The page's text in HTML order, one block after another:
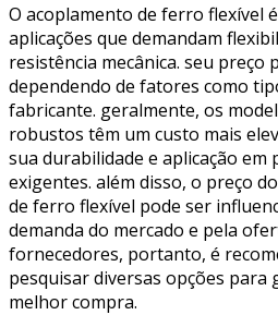
O acoplamento de ferro flexível
aplicações que demandam
resistência mecânica. seu preço
dependendo de fatores como
fabricante. geralmente, os
robustos têm um custo mais
sua durabilidade e aplicação em
exigentes. além disso, o preço
de ferro flexível pode ser
demanda do mercado e pela
fornecedores, portanto, é
pesquisar diversas opções para
melhor compra.